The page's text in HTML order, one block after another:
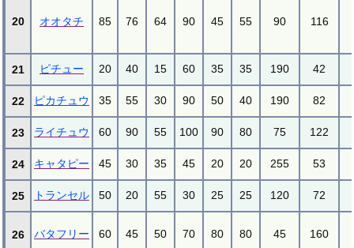
20 オオタチ 85 76 64 90 45 55 90 116
21 ピチュー 20 40 15 60 35 35 190 42
22 ピカチュウ 35 55 30 90 50 40 190 82
23 ライチュウ 60 90 55 100 90 80 75 122
24 キャタピー 45 30 35 45 20 20 255 53
25 トランセル 50 20 55 30 25 25 120 72
26 バタフリー 60 45 50 70 80 80 45 160